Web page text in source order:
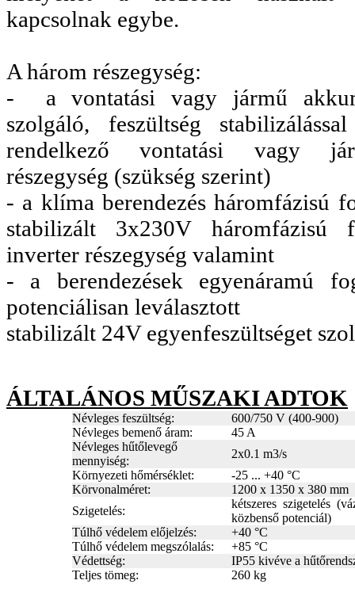
kapcsolnak egybe.
A három részegység:
- a vontatási vagy jármű
szolgáló, feszültség
rendelkező vontatási vagy
részegység (szükség szerint)
- a klíma berendezés háromfázisú
stabilizált 3x230V háromfázisú
inverter részegység valamint
- a berendezések egyenáramú
potenciálisan leválasztott
stabilizált 24V egyenfeszültséget
ÁLTALÁNOS MŰSZAKI ADTOK
Névleges feszültség:
600/750 V (400-900)
Névleges bemenő áram:
45 A
Névleges hűtőlevegő
mennyiség:
2x0.1 m3/s
Környezeti hőmérséklet:
-25 ... +40 °C
Körvonalméret:
1200 x 1350 x 380 mm
Szigetelés:
kétszeres szigetelés
közbenső potenciál)
Túlhő védelem előjelzés:
+40 °C
Túlhő védelem megszólalás:
+85 °C
Védettség:
IP55 kivéve a
Teljes tömeg:
260 kg